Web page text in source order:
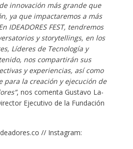
innovación más grande que
ya que impactaremos a más
IDEADORES FEST, tendremos
y storytellings, en los
Líderes de Tecnología y
nos compartirán sus
y experiencias, así como
para la creación y ejecución de
, nos comenta Gustavo La-
Ejecutivo de la Fundación
// Instagram: